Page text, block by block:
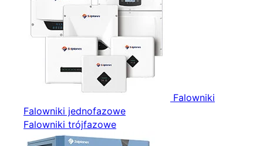
Falowniki
Falowniki jednofazowe
Falowniki trójfazowe